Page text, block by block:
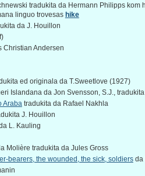
tradukita da Hermann Philipps kom
linguo trovesas hike
da J. Houillon
Christian Andersen
ed originala da T.Sweetlove (1927)
Islandana da Jon Svensson, S.J.,
Araba tradukita da Rafael Nakhla
J. Houillon
L. Kauling
Molière tradukita da Jules Gross
bearers, the wounded, the sick, soldiersda